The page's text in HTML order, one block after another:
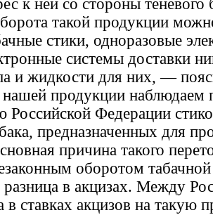
к ней со стороны
такой продукции
стики, одноразовые
системы доставки
и жидкости для них, —
нашей продукции наблюдаем
Российской Федерации
предназначенных для
причина такого
оборотом
в акцизах. Между
ставках акцизов на такую